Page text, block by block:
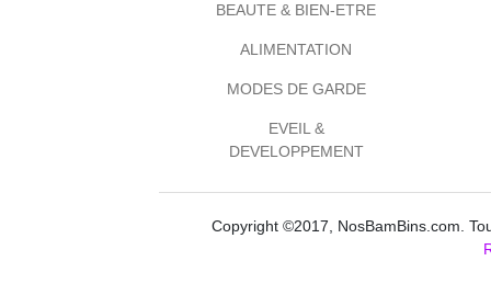
BEAUTE & BIEN-ETRE
ALIMENTATION
MODES DE GARDE
EVEIL &
DEVELOPPEMENT
Copyright ©2017, NosBamBins.com.